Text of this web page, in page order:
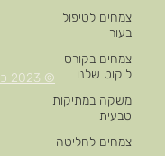
צמחים לטיפול
בעור
צמחים בקורס
ליקוט שלנו
משקה במתיקות
טבעית
צמחים לחליטה
© 2023 כל הזכויות שמורות לBP-IL